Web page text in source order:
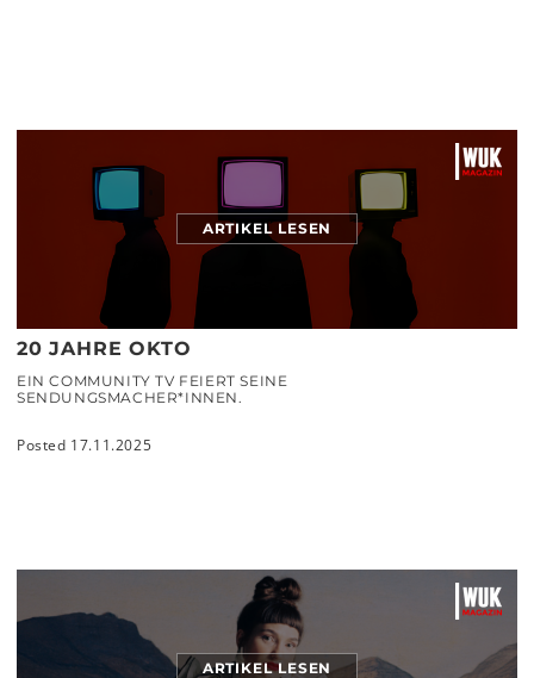
ARTIKEL LESEN
20 JAHRE OKTO
EIN COMMUNITY TV FEIERT SEINE
SENDUNGSMACHER*INNEN.
Posted 17.11.2025
ARTIKEL LESEN